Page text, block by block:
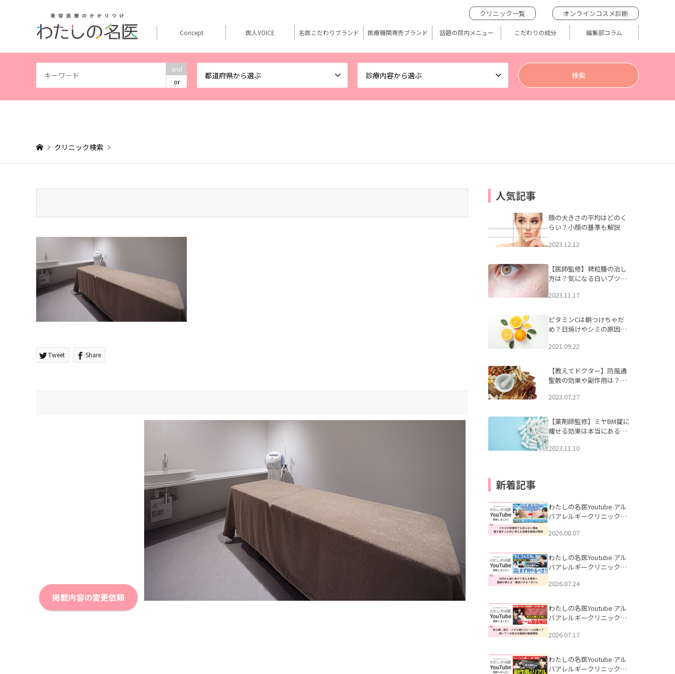
and
or
都道府県から選ぶ 診療内容から選ぶ
クリニック一覧 オンラインコスメ診断
Concept 医人VOICE 名医こだわりブランド 医療機関専売ブランド 話題の院内メニュー こだわりの成分 編集部コラム
クリニック検索
Tweet Share
掲載内容の変更依頼
人気記事
顔の大きさの平均はどのく
らい？小顔の基準も解説
2023.12.12
【医師監修】稗粒腫の治し
方は？気になる白いブツブ
アについて
2023.11.17
ビタミンCは朝つけちゃだ
め？日焼けやシミの原因に
2021.09.22
【教えてドクター】防風通
聖散の効果や副作用は？長
2023.07.27
【薬剤師監修】ミヤBM錠に
痩せる効果は本当にある
2023.11.10
新着記事
わたしの名医Youtube アル
バアレルギークリニック札
らない理由｜繰り返す人が
説」を公開いたしました。
2026.08.07
わたしの名医Youtube アル
バアレルギークリニック札
える男性へ｜医師が教える
公開いたしました。
2026.07.24
わたしの名医Youtube アル
バアレルギークリニック札
跡にVビームは効く？向いて
説」を公開いたしました。
2026.07.17
わたしの名医Youtube アル
バアレルギークリニック札